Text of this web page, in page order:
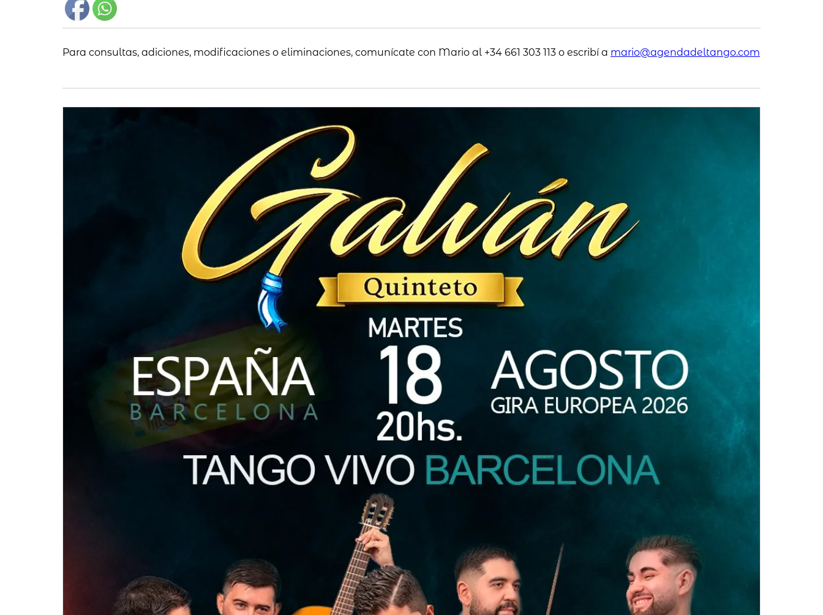
Para consultas, adiciones, modificaciones o eliminaciones, comunícate con Mario al +34 661 303 113 o escribí a mario@agendadeltango.com